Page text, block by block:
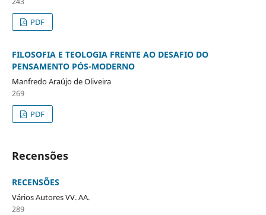
PDF
FILOSOFIA E TEOLOGIA FRENTE AO DESAFIO DO
PENSAMENTO PÓS-MODERNO
Manfredo Araújo de Oliveira
269
PDF
Recensões
RECENSÕES
Vários Autores VV. AA.
289